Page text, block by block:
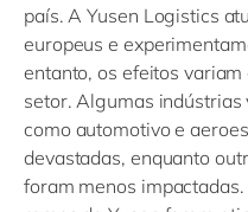
país. A Yusen Logistics
europeus e
entanto, os efeitos
setor. Algumas
como automotivo e
devastadas, enquanto
foram menos